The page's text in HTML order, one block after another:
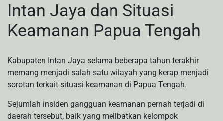
Intan Jaya dan Situasi
Keamanan Papua Tengah
Kabupaten Intan Jaya selama beberapa tahun terakhir
memang menjadi salah satu wilayah yang kerap menjadi
sorotan terkait situasi keamanan di Papua Tengah.
Sejumlah insiden gangguan keamanan pernah terjadi di
daerah tersebut, baik yang melibatkan kelompok